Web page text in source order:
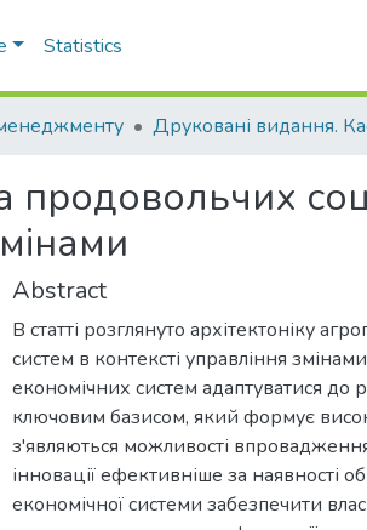
Statistics
продовольчих
Abstract
В статті розглянуто архітектоніку
систем в контексті управління
економічних систем адаптуватися до
ключовим базисом, який формує
з'являються можливості
інновації ефективніше за наявності
економічної системи забезпечити